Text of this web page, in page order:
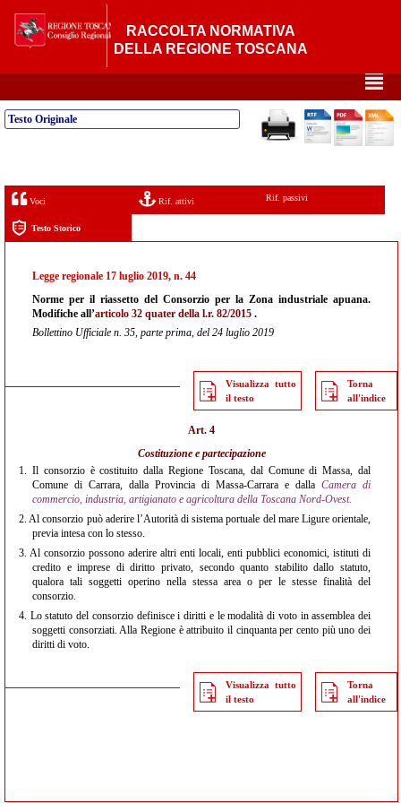
RACCOLTA NORMATIVA
DELLA REGIONE TOSCANA
²
Testo Originale
Voci Rif. attivi Rif. passivi
Testo Storico
Legge regionale 17 luglio 2019, n. 44
Norme per il riassetto del Consorzio per la Zona industriale apuana.
Modifiche all’articolo 32 quater della l.r. 82/2015 .
Bollettino Ufficiale n. 35, parte prima, del 24 luglio 2019
Visualizza tutto
il testo
Torna
all'indice
Art. 4
Costituzione e partecipazione
1. Il consorzio è costituito dalla Regione Toscana, dal Comune di Massa, dal
Comune di Carrara, dalla Provincia di Massa-Carrara e dalla Camera di
commercio, industria, artigianato e agricoltura della Toscana Nord-Ovest.
2.Al consorzio può aderire l’Autorità di sistema portuale del mare Ligure orientale,
previa intesa con lo stesso.
3. Al consorzio possono aderire altri enti locali, enti pubblici economici, istituti di
credito e imprese di diritto privato, secondo quanto stabilito dallo statuto,
qualora tali soggetti operino nella stessa area o per le stesse finalità del
consorzio.
4. Lo statuto del consorzio definisce i diritti e le modalità di voto in assemblea dei
soggetti consorziati. Alla Regione è attribuito il cinquanta per cento più uno dei
diritti di voto.
Visualizza tutto
il testo
Torna
all'indice